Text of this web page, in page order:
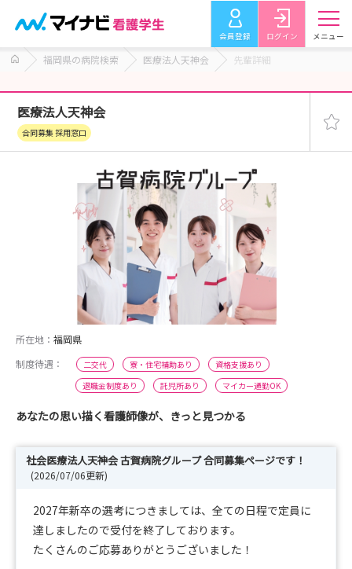
会員登録 ログイン メニュー
福岡県の病院検索 医療法人天神会 先輩詳細
医療法人天神会
合同募集 採用窓口
所在地： 福岡県
制度待遇：
二交代 寮・住宅補助あり
資格支援あり
退職金制度あり
託児所あり マイカー通勤OK
あなたの思い描く看護師像が、きっと見つかる
社会医療法人天神会 古賀病院グループ 合同募集ページです！
(2026/07/06更新)
2027年新卒の選考につきましては、全ての日程で定員に
達しましたので受付を終了しております。
たくさんのご応募ありがとうございました！